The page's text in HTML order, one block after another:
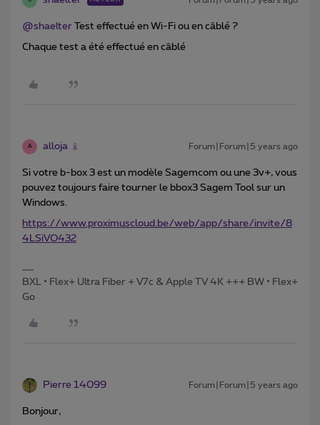
@shaelter Test effectué en Wi-Fi ou en câblé ?
Chaque test a été effectué en câblé
A alloja Forum|Forum|5 years ago
Si votre b-box 3 est un modèle Sagemcom ou une 3v+, vous
pouvez toujours faire tourner le bbox3 Sagem Tool sur un
Windows.
https://www.proximuscloud.be/web/app/share/invite/8
4LSiVO432
BXL • Flex+ Ultra Fiber + V7c & Apple TV 4K +++ BW • Flex+
Go
Pierre 14099 Forum|Forum|5 years ago
Bonjour,